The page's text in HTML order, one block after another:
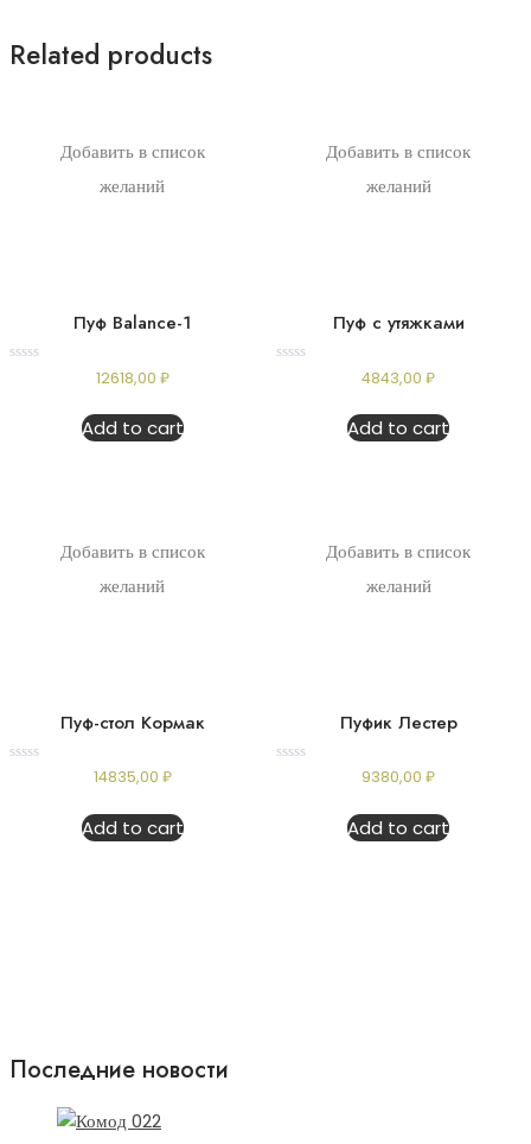
Related products
Добавить в список
желаний
Пуф Balance-1
12618,00 ₽
Add to cart
Добавить в список
желаний
Пуф с утяжками
4843,00₽
Add to cart
Добавить в список
желаний
Пуф-стол Кормак
14835,00 ₽
Add to cart
Добавить в список
желаний
Пуфик Лестер
9380,00₽
Add to cart
Последние новости